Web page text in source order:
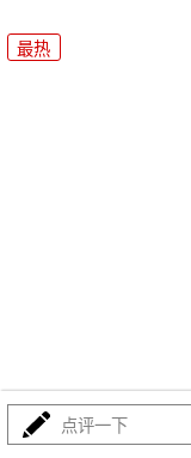
最热
点评一下